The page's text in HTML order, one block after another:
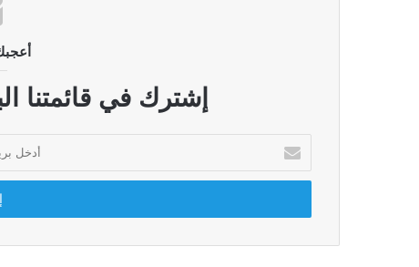
إشترك في قائمتنا
بريدك
الإلكتروني